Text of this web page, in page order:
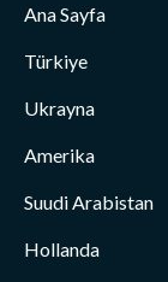
Ana Sayfa
Türkiye
Ukrayna
Amerika
Suudi Arabistan
Hollanda